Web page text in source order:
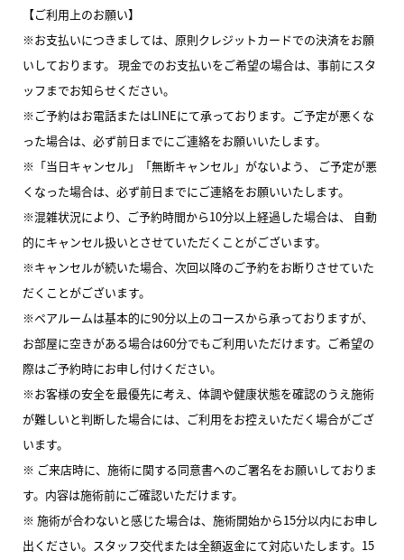
【ご利用上のお願い】
※お支払いにつきましては、原則クレジットカードでの決済をお願
いしております。 現金でのお支払いをご希望の場合は、事前にスタ
ッフまでお知らせください。
※ご予約はお電話またはLINEにて承っております。ご予定が悪くな
った場合は、必ず前日までにご連絡をお願いいたします。
※「当日キャンセル」「無断キャンセル」がないよう、 ご予定が悪
くなった場合は、必ず前日までにご連絡をお願いいたします。
※混雑状況により、ご予約時間から10分以上経過した場合は、 自動
的にキャンセル扱いとさせていただくことがございます。
※キャンセルが続いた場合、次回以降のご予約をお断りさせていた
だくことがございます。
※ペアルームは基本的に90分以上のコースから承っておりますが、
お部屋に空きがある場合は60分でもご利用いただけます。ご希望の
際はご予約時にお申し付けください。
※お客様の安全を最優先に考え、体調や健康状態を確認のうえ施術
が難しいと判断した場合には、ご利用をお控えいただく場合がござ
います。
※ ご来店時に、施術に関する同意書へのご署名をお願いしておりま
す。内容は施術前にご確認いただけます。
※ 施術が合わないと感じた場合は、施術開始から15分以内にお申し
出ください。スタッフ交代または全額返金にて対応いたします。15